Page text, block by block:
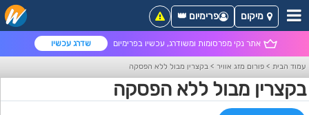
אתר נקי מפרסומות ומשודרג, עכשיו בפרימיום שדרג עכשיו
מיקום פרימיום 👑
עמוד הבית > פורום מזג אוויר > בקצרין מבול ללא הפסקה
בקצרין מבול ללא הפסקה